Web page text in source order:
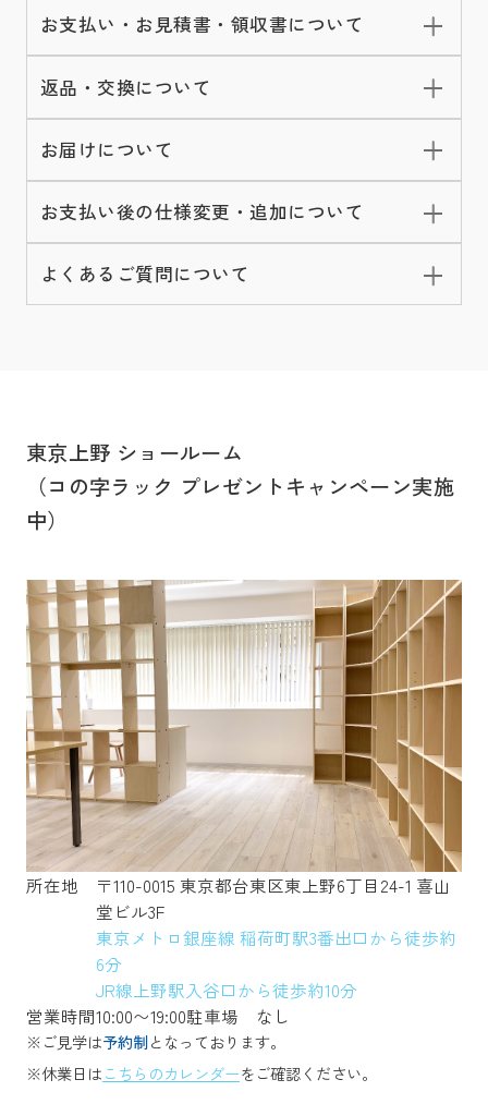
お支払い・お見積書・領収書について
返品・交換について
お届けについて
お支払い後の仕様変更・追加について
よくあるご質問について
東京上野 ショールーム
（コの字ラック プレゼントキャンペーン実施
中）
所在地
〒110-0015 東京都台東区東上野6丁目24-1 喜山
堂ビル3F
東京メトロ銀座線 稲荷町駅3番出口から徒歩約
6分
JR線上野駅入谷口から徒歩約10分
営業時間10:00〜19:00駐車場 なし
※ご見学は予約制となっております。
※休業日はこちらのカレンダーをご確認ください。